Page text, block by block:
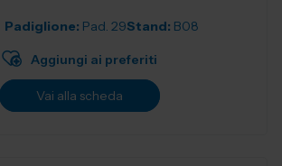
Padiglione: Pad. 29Stand: B08
Aggiungi ai preferiti
Vai alla scheda